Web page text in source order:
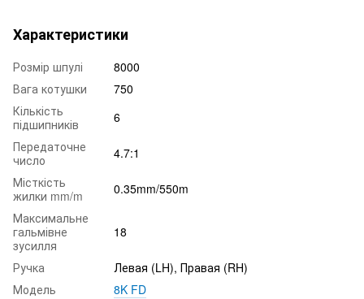
Характеристики
Розмір шпулі
8000
Вага котушки
750
Кількість
підшипників
6
Передаточне
число
4.7:1
Місткість
жилки mm/m
0.35mm/550m
Максимальне
гальмівне
зусилля
18
Ручка
Левая (LH), Правая (RH)
Модель
8K FD